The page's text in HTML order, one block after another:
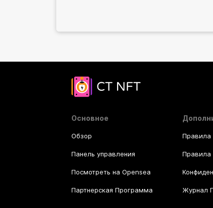
Основное
Обзор
Панель управления
Посмотреть на Opensea
Партнерская Программа
Правила
Правила
Журнал